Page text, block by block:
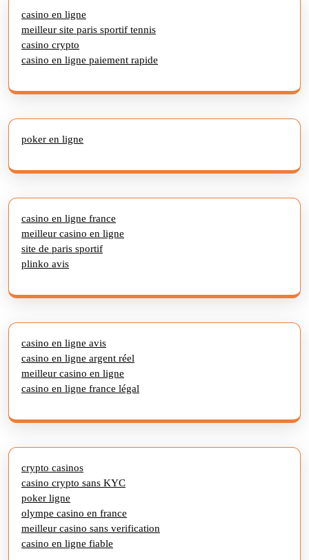
casino en ligne
meilleur site paris sportif tennis
casino crypto
casino en ligne paiement rapide
poker en ligne
casino en ligne france
meilleur casino en ligne
site de paris sportif
plinko avis
casino en ligne avis
casino en ligne argent réel
meilleur casino en ligne
casino en ligne france légal
crypto casinos
casino crypto sans KYC
poker ligne
olympe casino en france
meilleur casino sans verification
casino en ligne fiable